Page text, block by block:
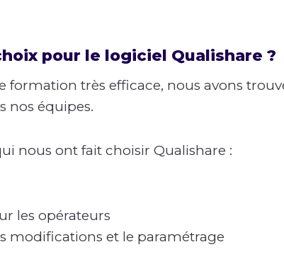
pour le logiciel Qualishare ?
formation très efficace, nous avons
nos équipes.
nous ont fait choisir Qualishare :
les opérateurs
modifications et le paramétrage